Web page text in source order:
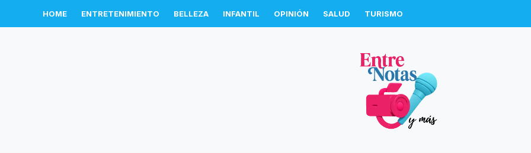
HOME ENTRETENIMIENTO BELLEZA INFANTIL OPINIÓN SALUD TURISMO